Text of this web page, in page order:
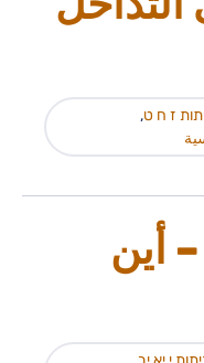
ז ח ט,
أين